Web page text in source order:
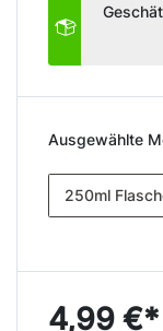
Ausgewählte
250ml
4,99 €*